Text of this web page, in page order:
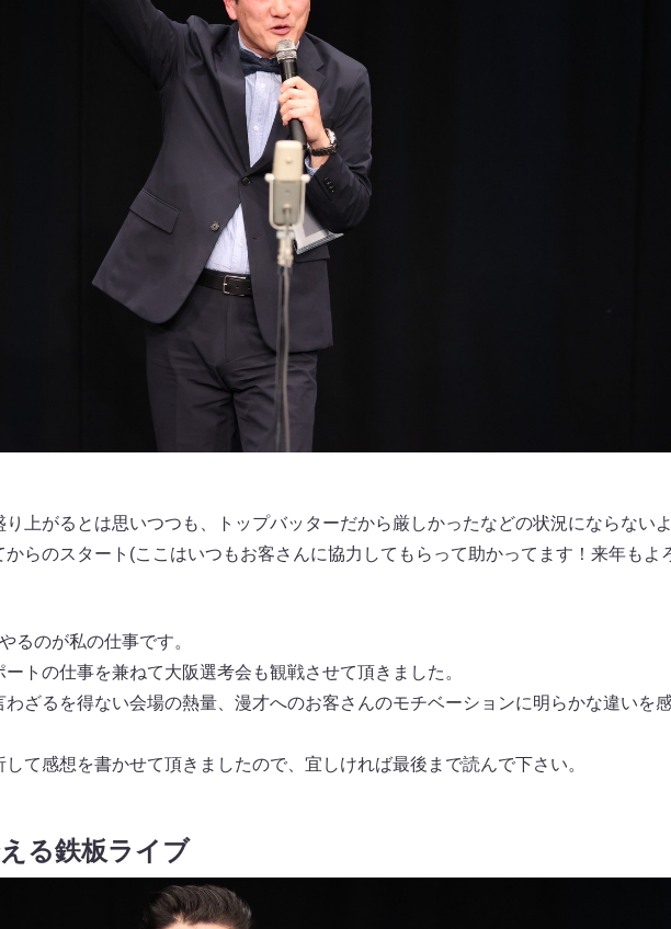
上がるとは思いつつも、トップバッターだから厳しかったなどの状況にならない
らのスタート(ここはいつもお客さんに協力してもらって助かってます！来年もよ
るのが私の仕事です。
トの仕事を兼ねて大阪選考会も観戦させて頂きました。
わざるを得ない会場の熱量、漫才へのお客さんのモチベーションに明らかな違いを
て感想を書かせて頂きましたので、宜しければ最後まで読んで下さい。
る鉄板ライブ